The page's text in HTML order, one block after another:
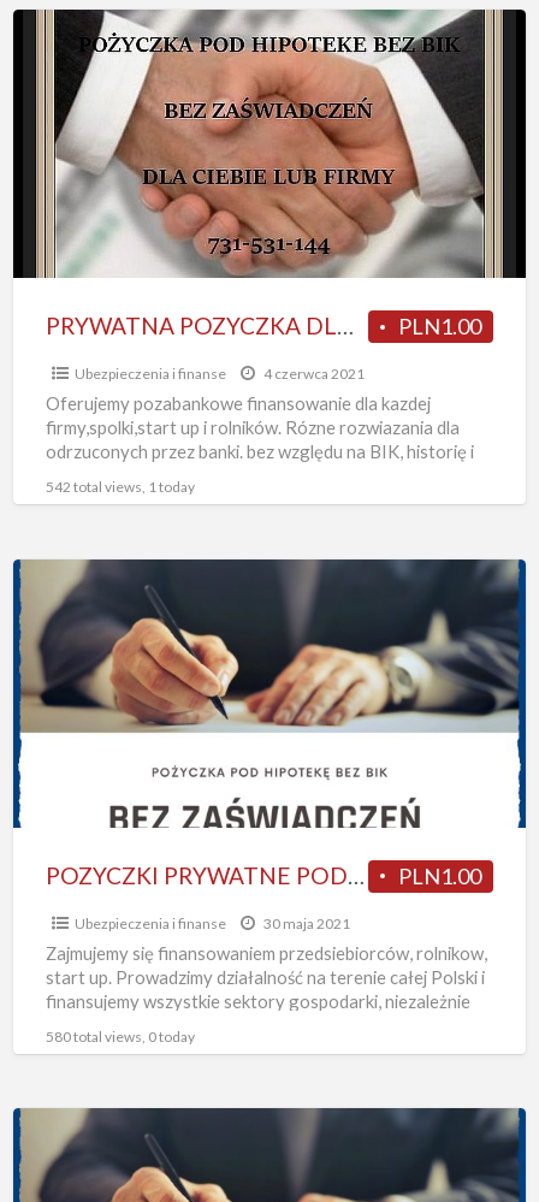
PRYWATNA
POZYCZKA
FIRM
ROLNIKOW
POD
HIPOTEKE
PLN1.00
PRYWATNA POZYCZKA DLA FIRM I ROLNIKOW POD HIPOTEKE
Ubezpieczenia i finanse 4 czerwca 2021
Oferujemy pozabankowe finansowanie dla kazdej
firmy,spolki,start up i rolników. Rózne rozwiazania dla
odrzuconych przez banki. bez względu na BIK, historię i
542 total views, 1 today
POZYCZKI
PRYWATNE
POD
ZASTAW
NIERUCHOMOSCI/oddluzenia
PLN1.00
POZYCZKI PRYWATNE POD ZASTAW NIERUCHOMOSCI/oddluzenia
Ubezpieczenia i finanse 30 maja 2021
Zajmujemy się finansowaniem przedsiebiorców, rolnikow,
start up. Prowadzimy działalność na terenie całej Polski i
finansujemy wszystkie sektory gospodarki, niezależnie
580 total views, 0 today
PRYWATNA
POZYCZKA
DLA